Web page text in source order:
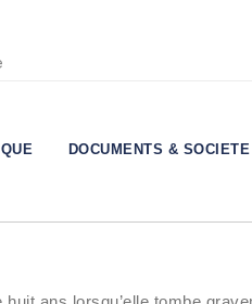
DOCUMENTS & SOCIETE